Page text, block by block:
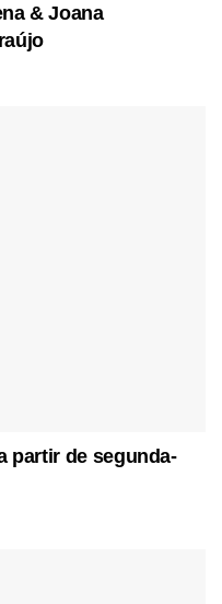
& Joana
partir de segunda-